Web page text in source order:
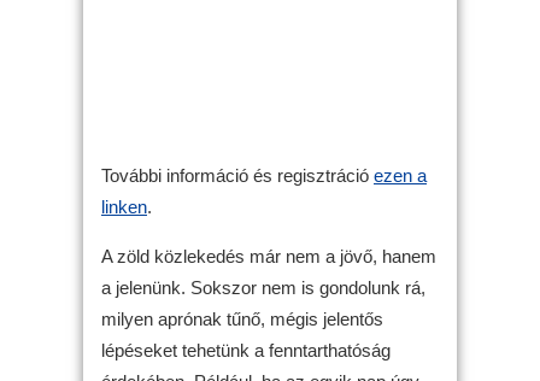
További információ és regisztráció ezen a
linken.
A zöld közlekedés már nem a jövő, hanem
a jelenünk. Sokszor nem is gondolunk rá,
milyen aprónak tűnő, mégis jelentős
lépéseket tehetünk a fenntarthatóság